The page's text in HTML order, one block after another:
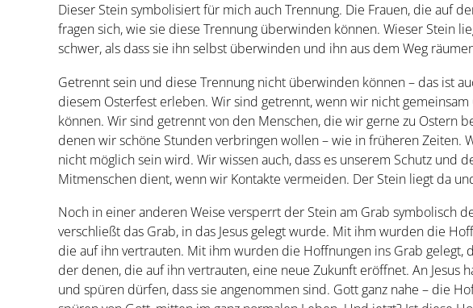
Dieser Stein symbolisiert für mich auch Trennung. Die Frauen, die auf
fragen sich, wie sie diese Trennung überwinden können. Wieser Stein
schwer, als dass sie ihn selbst überwinden und ihn aus dem Weg
Getrennt sein und diese Trennung nicht überwinden können – das ist
diesem Osterfest erleben. Wir sind getrennt, wenn wir nicht
können. Wir sind getrennt von den Menschen, die wir gerne zu Ostern
denen wir schöne Stunden verbringen wollen – wie in früheren Zeiten.
nicht möglich sein wird. Wir wissen auch, dass es unserem Schutz und
Mitmenschen dient, wenn wir Kontakte vermeiden. Der Stein liegt da
Noch in einer anderen Weise versperrt der Stein am Grab symbolisch
verschließt das Grab, in das Jesus gelegt wurde. Mit ihm wurden die
die auf ihn vertrauten. Mit ihm wurden die Hoffnungen ins Grab gelegt,
der denen, die auf ihn vertrauten, eine neue Zukunft eröffnet. An Jesus
und spüren dürfen, dass sie angenommen sind. Gott ganz nahe – die